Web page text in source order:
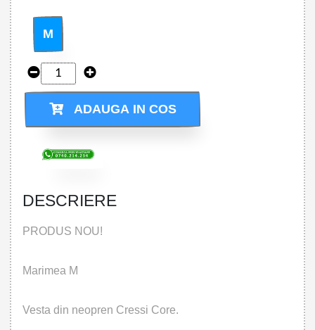
M
ADAUGA IN COS
DESCRIERE
PRODUS NOU!
Marimea M
Vesta din neopren Cressi Core.